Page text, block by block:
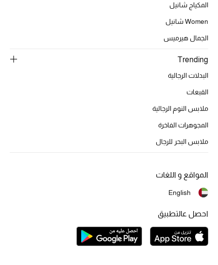
حقائب رجالية
حقائب الأطفال
أبرز الحقائب
الموسم الجديد
تشكيلة الأحذية
المكياج شانيل
Women شانيل
الجمال هيرميس
Trending
البدلات الرجالية
القبعات
ملابس النوم الرجالية
المجوهرات الفاخرة
ملابس البحر للرجال
المواقع و اللغات
English
احصل عالتطبيق